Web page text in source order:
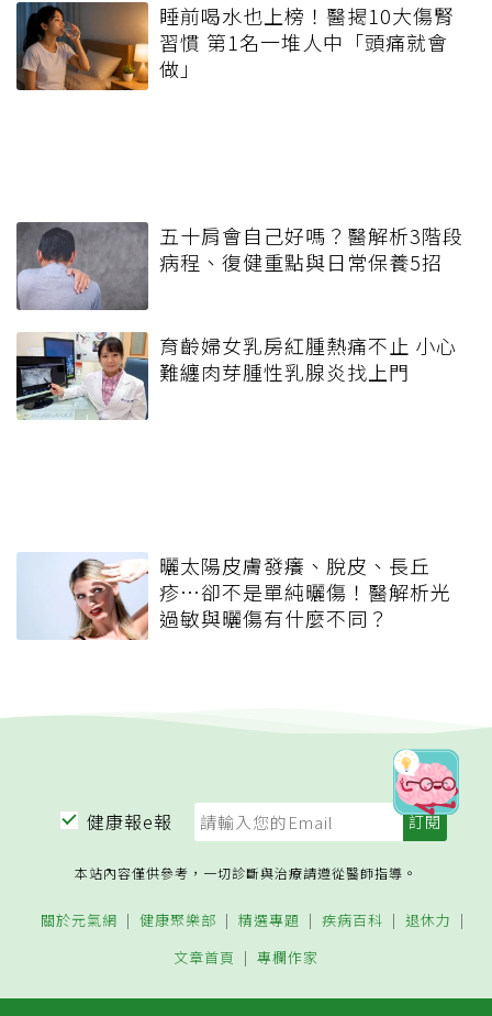
睡前喝水也上榜！醫揭10大傷腎
習慣 第1名一堆人中「頭痛就會
做」
五十肩會自己好嗎？醫解析3階段
病程、復健重點與日常保養5招
育齡婦女乳房紅腫熱痛不止 小心
難纏肉芽腫性乳腺炎找上門
曬太陽皮膚發癢、脫皮、長丘
疹…卻不是單純曬傷！醫解析光
過敏與曬傷有什麼不同？
健康報e報
本站內容僅供參考，一切診斷與治療請遵從醫師指導。
關於元氣網 健康聚樂部 精選專題 疾病百科
退休力
文章首頁
專欄作家